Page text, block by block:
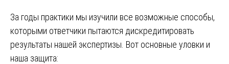
За годы практики мы изучили все возможные способы,
которыми ответчики пытаются дискредитировать
результаты нашей экспертизы. Вот основные уловки и
наша защита: